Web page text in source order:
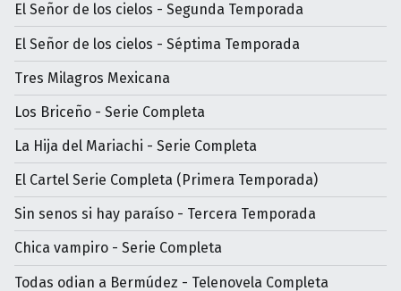
El Señor de los cielos - Segunda Temporada
El Señor de los cielos - Séptima Temporada
Tres Milagros Mexicana
Los Briceño - Serie Completa
La Hija del Mariachi - Serie Completa
El Cartel Serie Completa (Primera Temporada)
Sin senos si hay paraíso - Tercera Temporada
Chica vampiro - Serie Completa
Todas odian a Bermúdez - Telenovela Completa